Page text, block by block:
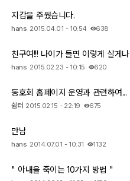
지갑을 주웠습니다.
hans 2015.04.01 - 10:54 638
친구여!!! 나이가 들면 이렇게 살게나
hans 2015.02.23 - 10:15 620
동호회 홈페이지 운영과 관련하여...
쉼터 2015.02.15 - 22:19 675
만남
hans 2014.07.01 - 10:31 1132
" 아내을 죽이는 10가지 방법 "